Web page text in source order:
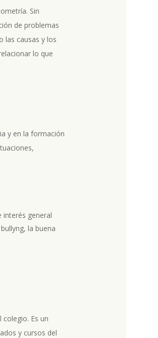
Sin
de problemas
las causas y los
lo que
y en la formación
interés general
la buena
Es un
y cursos del